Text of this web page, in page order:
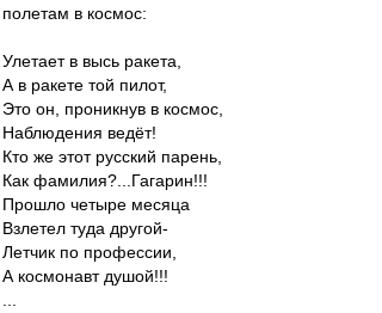
полетам в космос:
Улетает в высь ракета,
А в ракете той пилот,
Это он, проникнув в космос,
Наблюдения ведёт!
Кто же этот русский парень,
Как фамилия?...Гагарин!!!
Прошло четыре месяца
Взлетел туда другой-
Летчик по профессии,
А космонавт душой!!!